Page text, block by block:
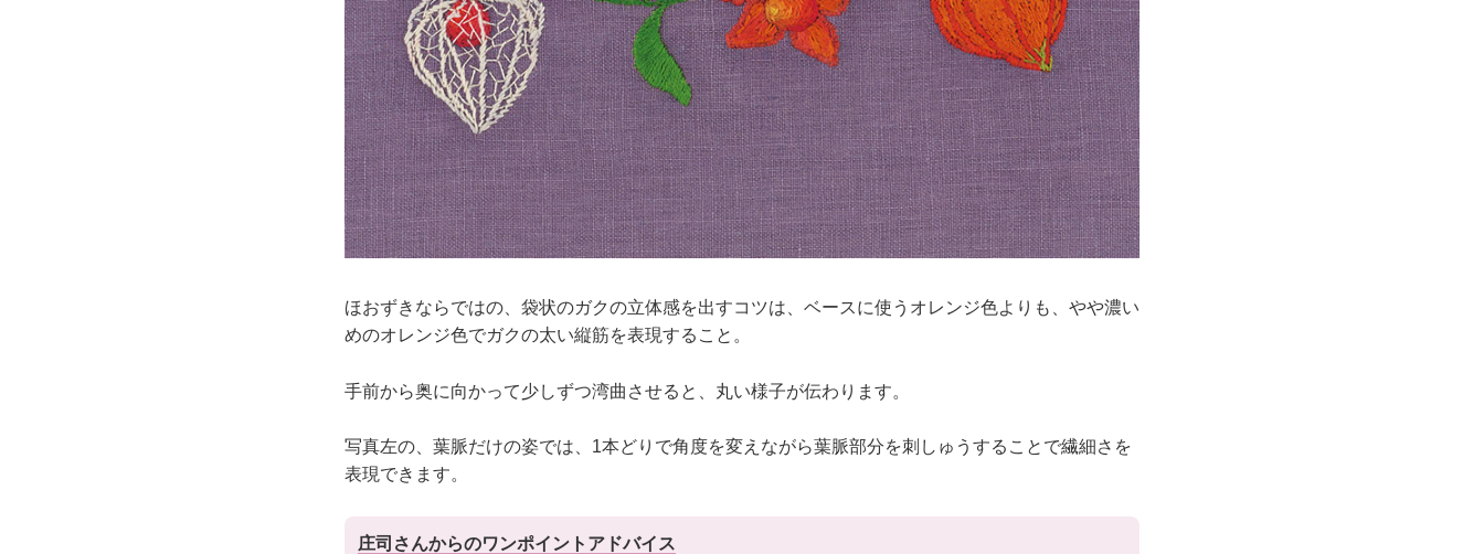
ほおずきならではの、袋状のガクの立体感を出すコツは、ベースに使うオレンジ色よりも、やや濃い
めのオレンジ色でガクの太い縦筋を表現すること。
手前から奥に向かって少しずつ湾曲させると、丸い様子が伝わります。
写真左の、葉脈だけの姿では、1本どりで角度を変えながら葉脈部分を刺しゅうすることで繊細さを
表現できます。
庄司さんからのワンポイントアドバイス